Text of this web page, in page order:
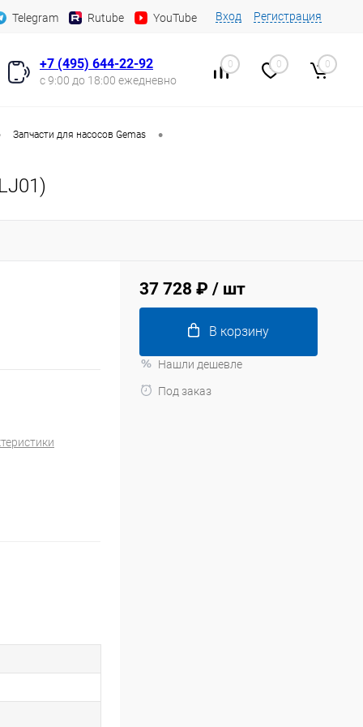
Telegram Rutube YouTube Вход Регистрация
+7 (495) 644-22-92
с 9:00 до 18:00 ежедневно
0 0 0
Запчасти для насосов Gemas •
37 728 ₽ / шт
В корзину
Нашли дешевле
Под заказ